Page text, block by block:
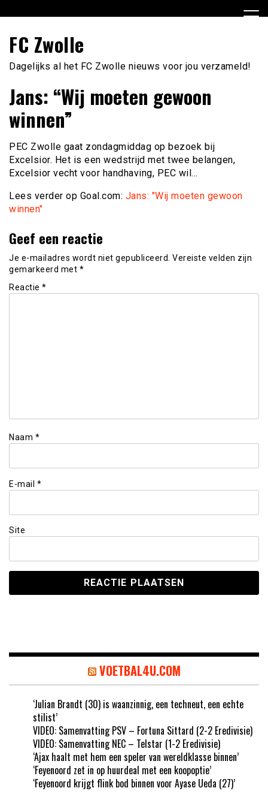
naar
inhoudFC Zwolle
Dagelijks al het FC Zwolle nieuws voor jou verzameld!
Jans: “Wij moeten gewoon
winnen”
PEC Zwolle gaat zondagmiddag op bezoek bij
Excelsior. Het is een wedstrijd met twee belangen,
Excelsior vecht voor handhaving, PEC wil…
Lees verder op Goal.com: Jans: "Wij moeten gewoon
winnen"
Geef een reactie
Je e-mailadres wordt niet gepubliceerd. Vereiste velden zijn
gemarkeerd met *
Reactie *
Naam *
E-mail *
Site
VOETBAL4U.COM
‘Julian Brandt (30) is waanzinnig, een techneut, een echte
stilist’
VIDEO: Samenvatting PSV – Fortuna Sittard (2-2 Eredivisie)
VIDEO: Samenvatting NEC – Telstar (1-2 Eredivisie)
‘Ajax haalt met hem een speler van wereldklasse binnen’
‘Feyenoord zet in op huurdeal met een koopoptie’
‘Feyenoord krijgt flink bod binnen voor Ayase Ueda (27)’